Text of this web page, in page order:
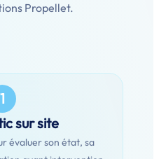
Propellet.
1
sur site
évaluer son état, sa